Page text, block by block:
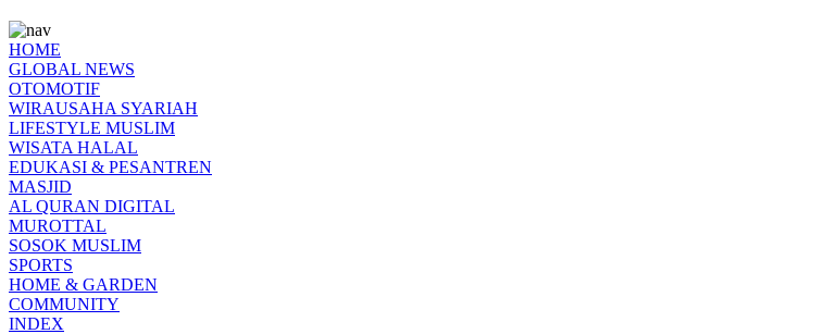
HOME
GLOBAL NEWS
OTOMOTIF
WIRAUSAHA SYARIAH
LIFESTYLE MUSLIM
WISATA HALAL
EDUKASI & PESANTREN
MASJID
AL QURAN DIGITAL
MUROTTAL
SOSOK MUSLIM
SPORTS
HOME & GARDEN
COMMUNITY
INDEX